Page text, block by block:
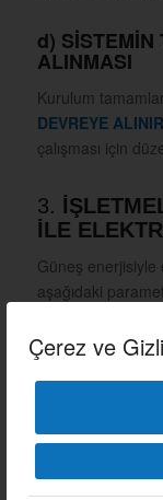
Çerez ve
d) SİSTEMİN
ALINMASI
Kurulum
DEVREYE ALINIR
çalışması için
3.
İLE
Güneş
aşağıdaki
GÜNEŞ
DEVLET